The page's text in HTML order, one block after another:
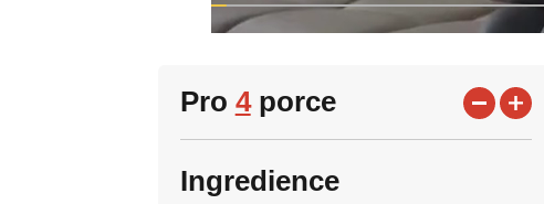
Pro 4porce
Ingredience